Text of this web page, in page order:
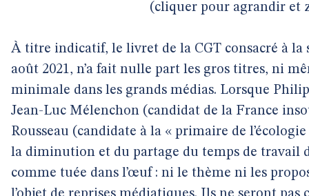
(cliquer pour agrandir et
À titre indicatif, le livret de la CGT consacré à la
août 2021, n’a fait nulle part les gros titres, ni
minimale dans les grands médias. Lorsque
Jean-Luc Mélenchon (candidat de la France
Rousseau (candidate à la « primaire de
la diminution et du partage du temps de travail
comme tuée dans l’œuf : ni le thème ni les